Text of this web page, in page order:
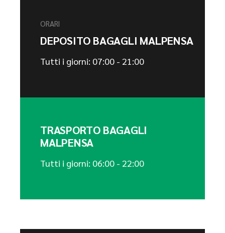
ORARI
DEPOSITO BAGAGLI MALPENSA
Tutti i giorni: 07:00 - 21:00
TRASPORTO BAGAGLI
MALPENSA
Tutti i giorni: 06:00 - 22:00